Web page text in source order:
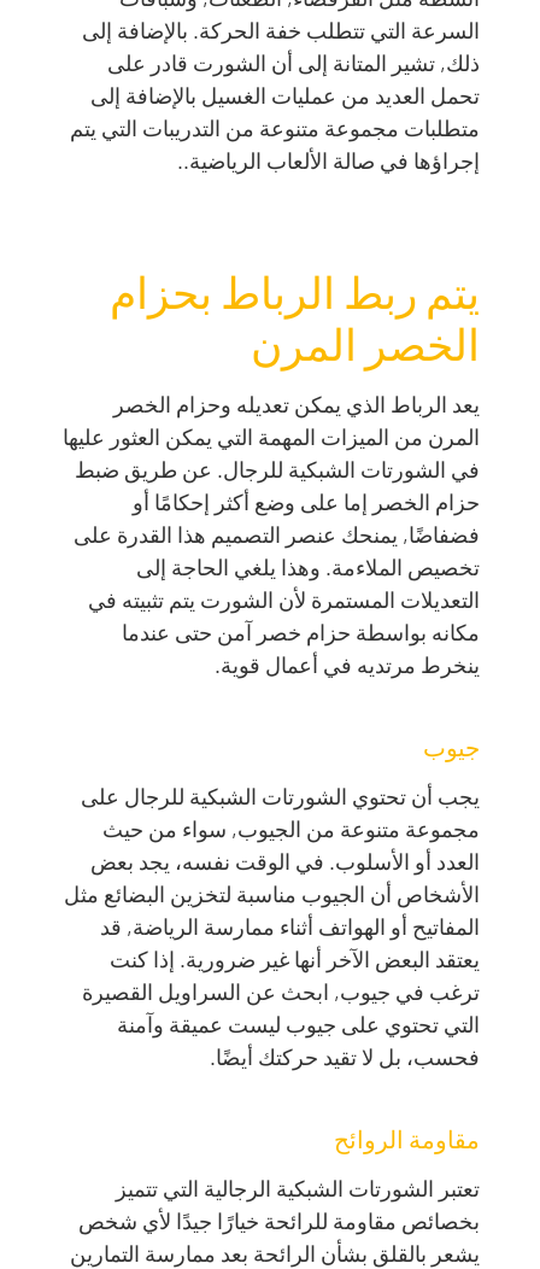
السرعة التي تتطلب خفة الحركة. بالإضافة إلى
ذلك, تشير المتانة إلى أن الشورت قادر على
تحمل العديد من عمليات الغسيل بالإضافة إلى
متطلبات مجموعة متنوعة من التدريبات التي يتم
إجراؤها في صالة الألعاب الرياضية..
يتم ربط الرباط بحزام
الخصر المرن
يعد الرباط الذي يمكن تعديله وحزام الخصر
المرن من الميزات المهمة التي يمكن العثور عليها
في الشورتات الشبكية للرجال. عن طريق ضبط
حزام الخصر إما على وضع أكثر إحكامًا أو
فضفاضًا, يمنحك عنصر التصميم هذا القدرة على
تخصيص الملاءمة. وهذا يلغي الحاجة إلى
التعديلات المستمرة لأن الشورت يتم تثبيته في
مكانه بواسطة حزام خصر آمن حتى عندما
ينخرط مرتديه في أعمال قوية.
جيوب
يجب أن تحتوي الشورتات الشبكية للرجال على
مجموعة متنوعة من الجيوب, سواء من حيث
العدد أو الأسلوب. في الوقت نفسه، يجد بعض
الأشخاص أن الجيوب مناسبة لتخزين البضائع مثل
المفاتيح أو الهواتف أثناء ممارسة الرياضة, قد
يعتقد البعض الآخر أنها غير ضرورية. إذا كنت
ترغب في جيوب, ابحث عن السراويل القصيرة
التي تحتوي على جيوب ليست عميقة وآمنة
فحسب، بل لا تقيد حركتك أيضًا.
مقاومة الروائح
تعتبر الشورتات الشبكية الرجالية التي تتميز
بخصائص مقاومة للرائحة خيارًا جيدًا لأي شخص
يشعر بالقلق بشأن الرائحة بعد ممارسة التمارين